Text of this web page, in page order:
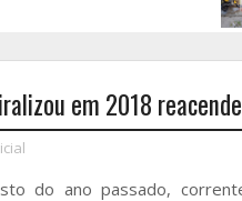
em 2018
do ano passado,